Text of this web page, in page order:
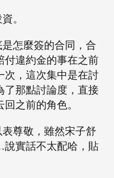
。
怎麼簽的合同，合
付違約金的事在之前
次，這次集中是在討
了那點討論度，直接
之前的角色。
尊敬，雖然宋子舒
實話不太配哈，貼